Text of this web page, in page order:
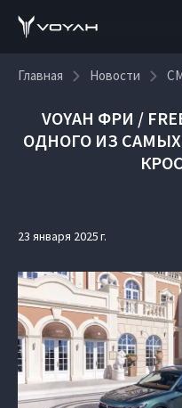
Главная Новости
VOYAH ФРИ /
ОДНОГО ИЗ
23 января 2025 г.